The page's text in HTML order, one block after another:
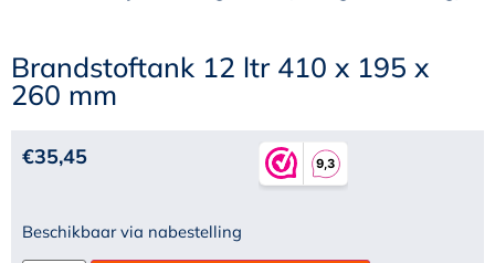
Brandstoftank 12 ltr 410 x 195 x
260 mm
€35,45
Beschikbaar via nabestelling